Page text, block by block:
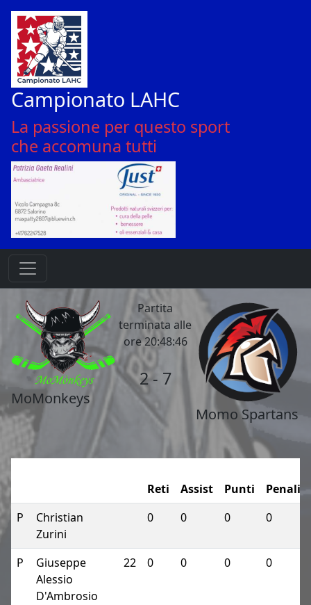
Campionato LAHC
La passione per questo sport
che accomuna tutti
MoMonkeys
Partita
terminata alle
ore 20:48:46
2 - 7
Momo Spartans
Reti Assist Punti
P
Christian
Zurini
0 0 0 0
P
Giuseppe
Alessio
D'Ambrosio
22 0 0 0 0